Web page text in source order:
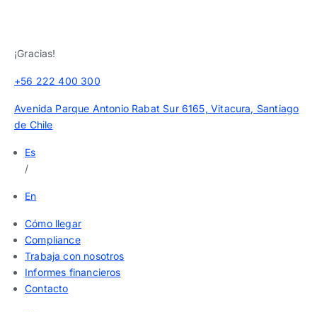
¡Gracias!
+56 222 400 300
Avenida Parque Antonio Rabat Sur 6165, Vitacura, Santiago
de Chile
Es
/
En
Cómo llegar
Compliance
Trabaja con nosotros
Informes financieros
Contacto